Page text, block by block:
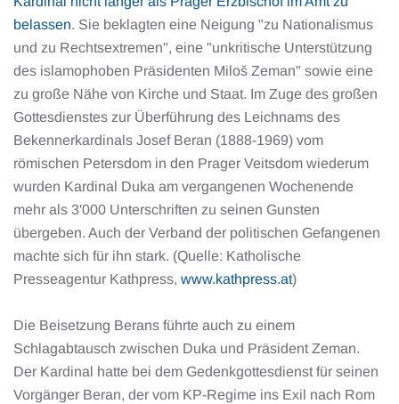
belassen. Sie beklagten eine Neigung "zu Nationalismus
und zu Rechtsextremen", eine "unkritische Unterstützung
des islamophoben Präsidenten Miloš Zeman" sowie eine
zu große Nähe von Kirche und Staat. Im Zuge des großen
Gottesdienstes zur Überführung des Leichnams des
Bekennerkardinals Josef Beran (1888-1969) vom
römischen Petersdom in den Prager Veitsdom wiederum
wurden Kardinal Duka am vergangenen Wochenende
mehr als 3'000 Unterschriften zu seinen Gunsten
übergeben. Auch der Verband der politischen Gefangenen
machte sich für ihn stark. (Quelle: Katholische
Presseagentur Kathpress, www.kathpress.at)
Die Beisetzung Berans führte auch zu einem
Schlagabtausch zwischen Duka und Präsident Zeman.
Der Kardinal hatte bei dem Gedenkgottesdienst für seinen
Vorgänger Beran, der vom KP-Regime ins Exil nach Rom